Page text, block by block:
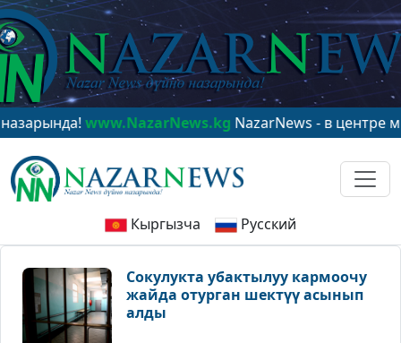
www.NazarNews.kgNazarNews - в центре
Кыргызча Русский
Сокулукта убактылуу кармоочу
жайда отурган шектүү асынып
алды